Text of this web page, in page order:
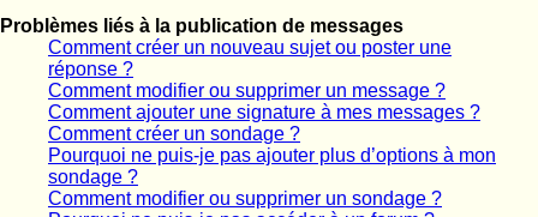
Problèmes liés à la publication de messages
Comment créer un nouveau sujet ou poster une
réponse ?
Comment modifier ou supprimer un message ?
Comment ajouter une signature à mes messages ?
Comment créer un sondage ?
Pourquoi ne puis-je pas ajouter plus d’options à mon
sondage ?
Comment modifier ou supprimer un sondage ?